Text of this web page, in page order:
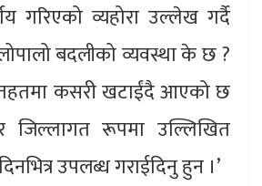
गरिएको व्यहोरा उल्लेख गर्दै
बदलीको व्यवस्था के छ ?
कसरी खटाईंदै आएको छ
जिल्लागत रूपमा उल्लिखित
उपलब्ध गराईदिनु हुन ।’